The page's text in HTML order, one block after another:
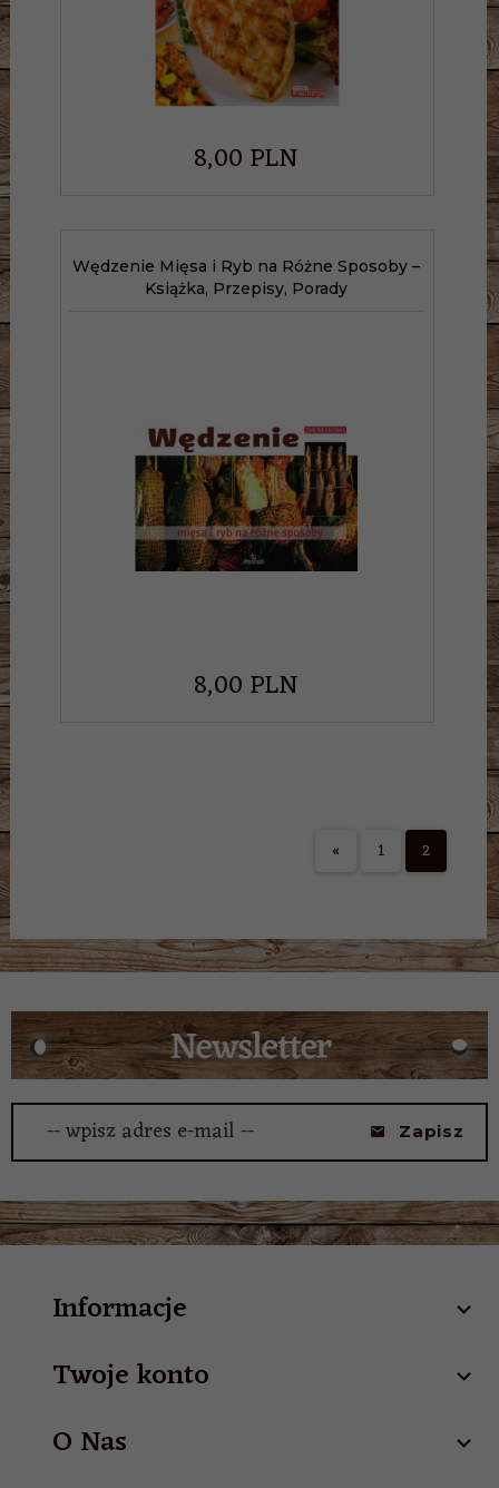
8,00PLN
Wędzenie Mięsa i Ryb na Różne Sposoby –
Książka, Przepisy, Porady
8,00PLN
« 1 2
-- wpisz adres e-mail -- Zapisz
Informacje
Twoje konto
O Nas